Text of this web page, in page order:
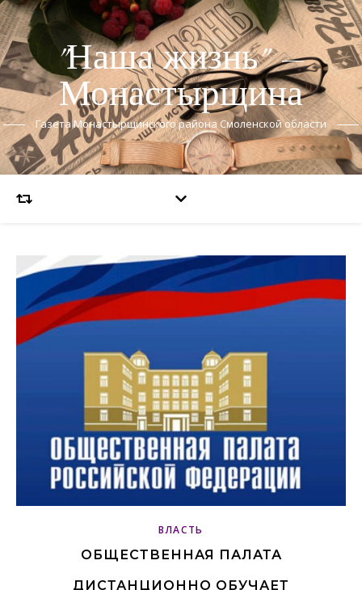
"Наша жизнь" —
Монастырщина
Газета Монастырщинского района Смоленской области
ВЛАСТЬ
ОБЩЕСТВЕННАЯ ПАЛАТА
ДИСТАНЦИОННО ОБУЧАЕТ